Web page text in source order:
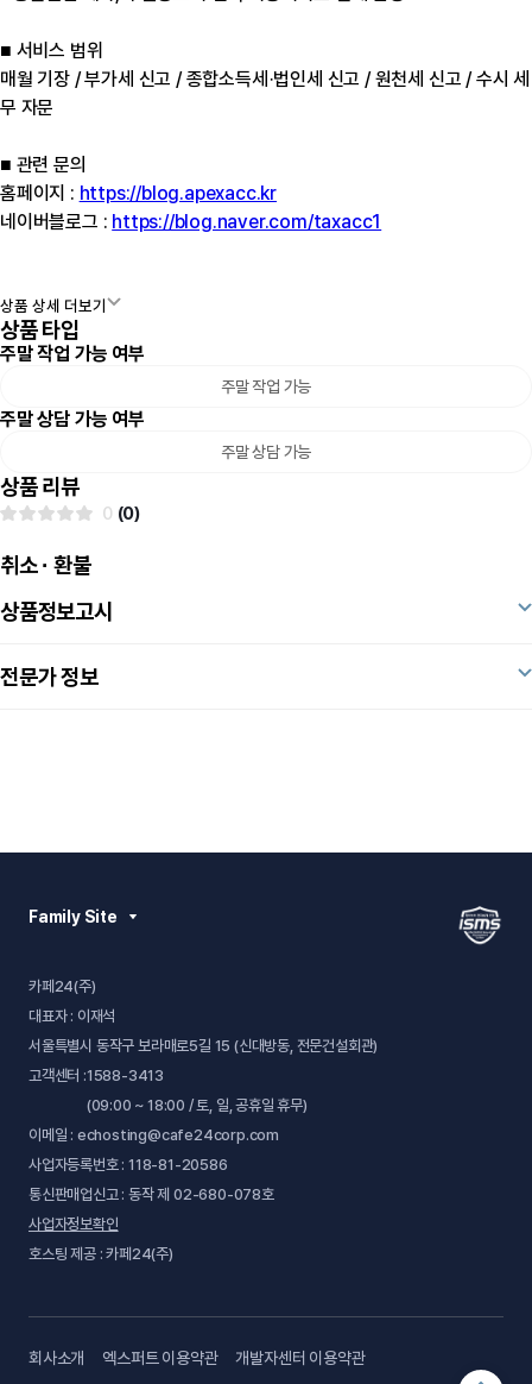
■ 서비스 범위
매월 기장 / 부가세 신고 / 종합소득세·법인세 신고 / 원천세 신고 / 수시 세
무 자문
■ 관련 문의
홈페이지 : https://blog.apexacc.kr
네이버블로그 : https://blog.naver.com/taxacc1
상품 상세 더보기
상품 타입
주말 작업 가능 여부
주말 작업 가능
주말 상담 가능 여부
주말 상담 가능
상품 리뷰
0 (0)
취소 · 환불
상품정보고시
전문가 정보
Family Site
카페24(주)
대표자 : 이재석
서울특별시 동작구 보라매로5길 15 (신대방동, 전문건설회관)
고객센터 :1588-3413
(09:00 ~ 18:00 / 토, 일, 공휴일 휴무)
이메일 : echosting@cafe24corp.com
사업자등록번호 : 118-81-20586
통신판매업신고 : 동작 제 02-680-078호
사업자정보확인
호스팅 제공 : 카페24(주)
회사소개 엑스퍼트 이용약관 개발자센터 이용약관